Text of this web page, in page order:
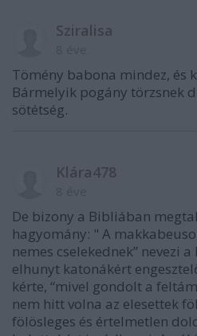
Sziralisa
Tömény babona mindez, és
Bármelyik pogány törzsnek
sötétség.
Klára478
De bizony a Bibliában
hagyomány: " A
nemes cselekednek” nevezi
elhunyt katonákért
kérte, “mivel gondolt a
nem hitt volna az elesettek
fölösleges és értelmetlen